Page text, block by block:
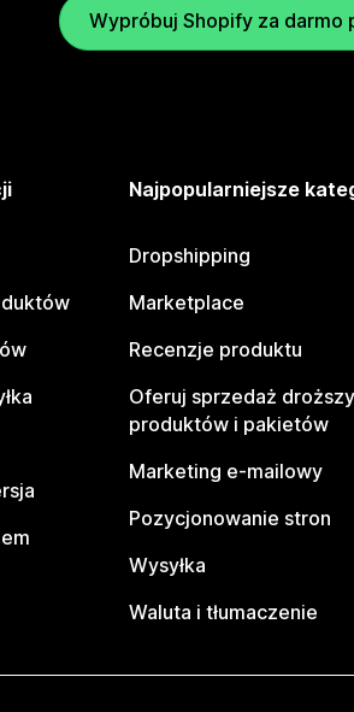
Wypróbuj Shopify za darmo
Najpopularniejsze
Dropshipping
Marketplace
Recenzje produktu
Oferuj sprzedaż
produktów i pakietów
Marketing e-mailowy
Pozycjonowanie stron
Wysyłka
Waluta i tłumaczenie